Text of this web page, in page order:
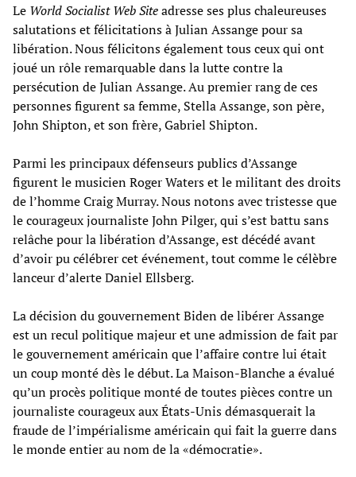
Le World Socialist Web Siteadresse ses plus chaleureuses
salutations et félicitations à Julian Assange pour sa
libération. Nous félicitons également tous ceux qui ont
joué un rôle remarquable dans la lutte contre la
persécution de Julian Assange. Au premier rang de ces
personnes figurent sa femme, Stella Assange, son père,
John Shipton, et son frère, Gabriel Shipton.
Parmi les principaux défenseurs publics d’Assange
figurent le musicien Roger Waters et le militant des droits
de l’homme Craig Murray. Nous notons avec tristesse que
le courageux journaliste John Pilger, qui s’est battu sans
relâche pour la libération d’Assange, est décédé avant
d’avoir pu célébrer cet événement, tout comme le célèbre
lanceur d’alerte Daniel Ellsberg.
La décision du gouvernement Biden de libérer Assange
est un recul politique majeur et une admission de fait par
le gouvernement américain que l’affaire contre lui était
un coup monté dès le début. La Maison-Blanche a évalué
qu’un procès politique monté de toutes pièces contre un
journaliste courageux aux États-Unis démasquerait la
fraude de l’impérialisme américain qui fait la guerre dans
le monde entier au nom de la «démocratie».